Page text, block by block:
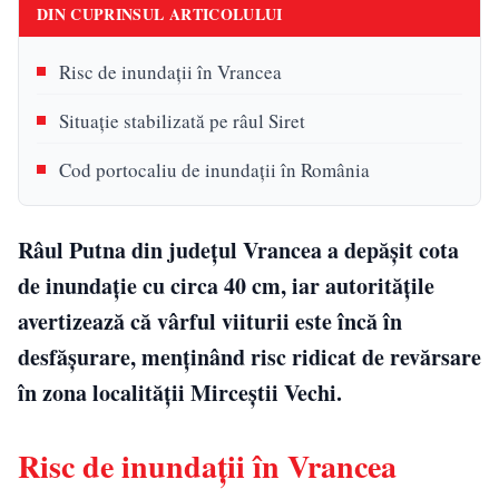
DIN CUPRINSUL ARTICOLULUI
Risc de inundații în Vrancea
Situație stabilizată pe râul Siret
Cod portocaliu de inundații în România
Râul Putna din județul Vrancea a depășit cota
de inundație cu circa 40 cm, iar autoritățile
avertizează că vârful viiturii este încă în
desfășurare, menținând risc ridicat de revărsare
în zona localității Mirceștii Vechi.
Risc de inundații în Vrancea